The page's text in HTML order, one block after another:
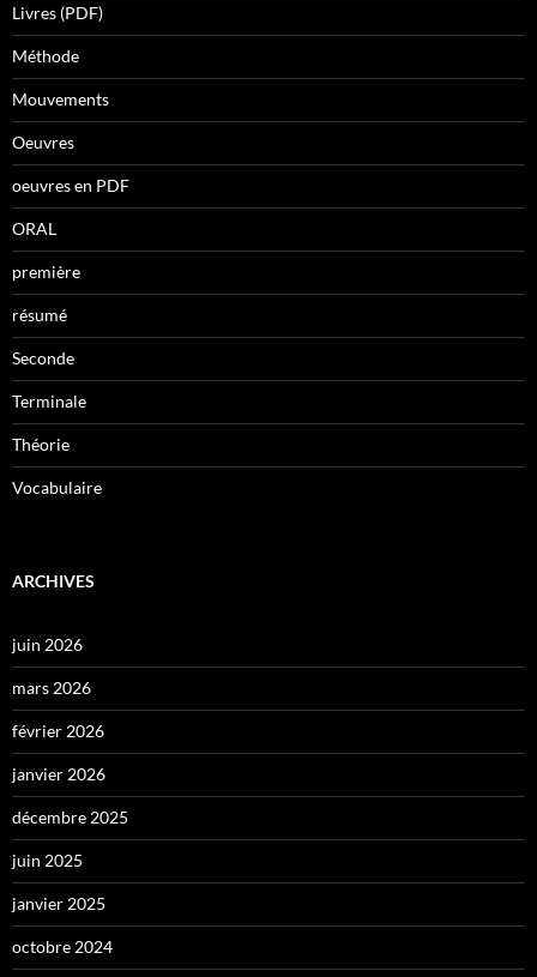
Livres (PDF)
Méthode
Mouvements
Oeuvres
oeuvres en PDF
ORAL
première
résumé
Seconde
Terminale
Théorie
Vocabulaire
ARCHIVES
juin 2026
mars 2026
février 2026
janvier 2026
décembre 2025
juin 2025
janvier 2025
octobre 2024